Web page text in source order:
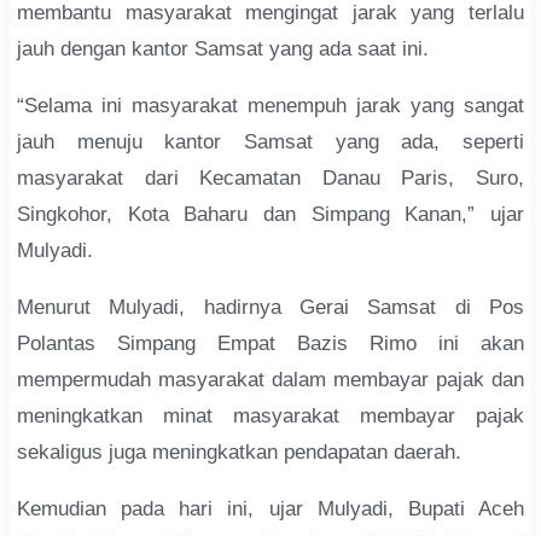
membantu masyarakat mengingat jarak yang terlalu
jauh dengan kantor Samsat yang ada saat ini.
“Selama ini masyarakat menempuh jarak yang sangat
jauh menuju kantor Samsat yang ada, seperti
masyarakat dari Kecamatan Danau Paris, Suro,
Singkohor, Kota Baharu dan Simpang Kanan,” ujar
Mulyadi.
Menurut Mulyadi, hadirnya Gerai Samsat di Pos
Polantas Simpang Empat Bazis Rimo ini akan
mempermudah masyarakat dalam membayar pajak dan
meningkatkan minat masyarakat membayar pajak
sekaligus juga meningkatkan pendapatan daerah.
Kemudian pada hari ini, ujar Mulyadi, Bupati Aceh